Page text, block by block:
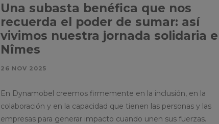
Una subasta benéfica que nos
recuerda el poder de sumar: así
vivimos nuestra jornada solidaria
Nîmes
26 NOV 2025
En Dynamobel creemos firmemente en la inclusión, en la
colaboración y en la capacidad que tienen las personas y las
empresas para generar impacto cuando unen sus fuerzas.